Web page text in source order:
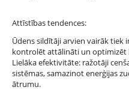
Attīstības tendences:
Ūdens sildītāji arvien vairāk
kontrolēt attālināti un optimizēt
Lielāka efektivitāte: ražotāji
sistēmas, samazinot enerģijas
ātrumu.